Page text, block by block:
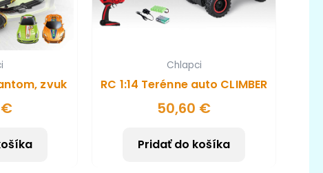
zvuk
€
Chlapci
RC 1:14 Terénne auto CLIMBER
50,60 €
Pridať do košíka